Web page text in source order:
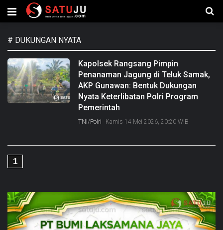
# DUKUNGAN NYATA
Kapolsek Rangsang Pimpin
Penanaman Jagung di Teluk Samak,
AKP Gunawan: Bentuk Dukungan
Nyata Keterlibatan Polri Program
Pemerintah
TNI/Polri Kamis 14 Mei 2026, 20:20 WIB
1